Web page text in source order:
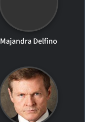
Majandra Delfino